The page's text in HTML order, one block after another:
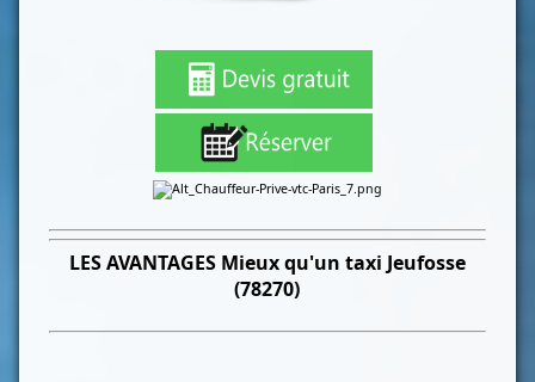
LESAVANTAGES Mieux qu'un taxi Jeufosse
(78270)